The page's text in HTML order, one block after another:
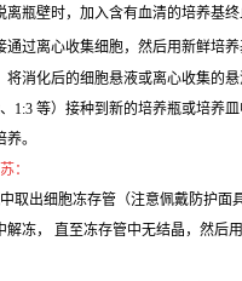
离瓶壁时，加入含有血清的培养基
通过离心收集细胞，然后用新鲜培养
将消化后的细胞悬液或离心收集的
1:3 等）接种到新的培养瓶或培养
。
：
取出细胞冻存管（注意佩戴防护面
冻， 直至冻存管中无结晶，然后